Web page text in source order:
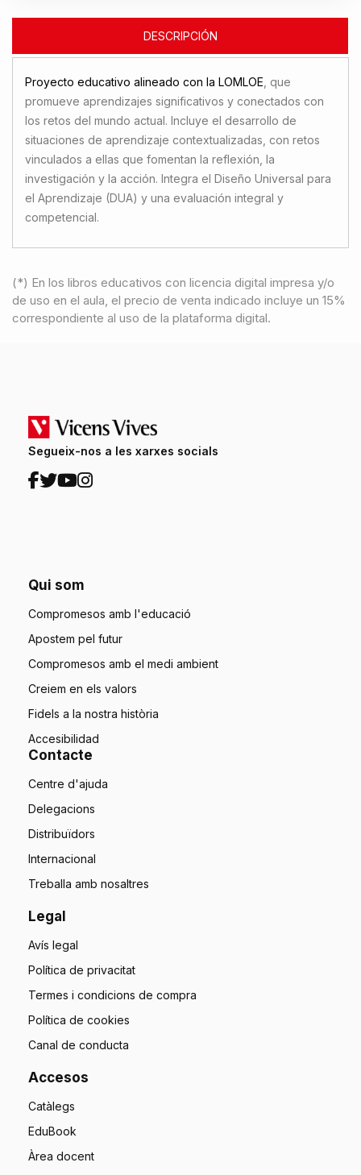
DESCRIPCIÓN
Proyecto educativo alineado con la LOMLOE , que
promueve aprendizajes significativos y conectados con
los retos del mundo actual. Incluye el desarrollo de
situaciones de aprendizaje contextualizadas, con retos
vinculados a ellas que fomentan la reflexión, la
investigación y la acción. Integra el Diseño Universal para
el Aprendizaje (DUA) y una evaluación integral y
competencial.
(*) En los libros educativos con licencia digital impresa y/o
de uso en el aula, el precio de venta indicado incluye un 15%
correspondiente al uso de la plataforma digital.
Segueix-nos a les xarxes socials
Qui som
Compromesos amb l'educació
Apostem pel futur
Compromesos amb el medi ambient
Creiem en els valors
Fidels a la nostra història
Accesibilidad
Contacte
Centre d'ajuda
Delegacions
Distribuïdors
Internacional
Treballa amb nosaltres
Legal
Avís legal
Política de privacitat
Termes i condicions de compra
Política de cookies
Canal de conducta
Accesos
Catàlegs
EduBook
Àrea docent